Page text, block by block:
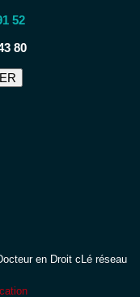
52
80
en Droit cLé réseau